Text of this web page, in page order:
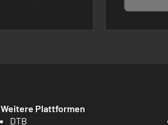
Weitere Plattformen
DTB